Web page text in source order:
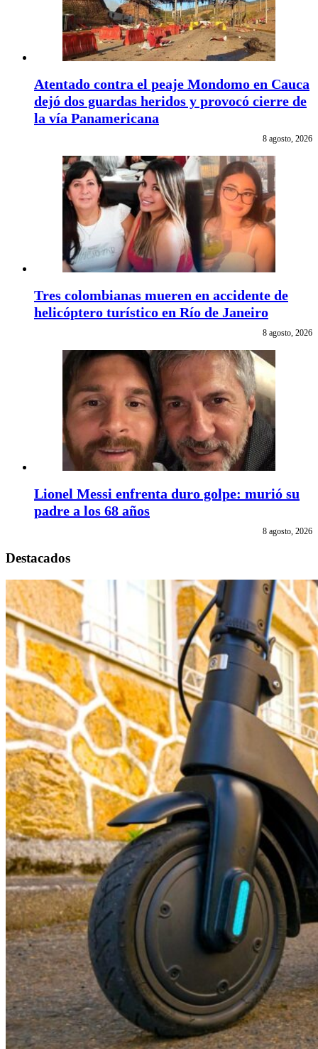
Atentado contra el peaje Mondomo en Cauca
dejó dos guardas heridos y provocó cierre de
la vía Panamericana
8 agosto, 2026
Tres colombianas mueren en accidente de
helicóptero turístico en Río de Janeiro
8 agosto, 2026
Lionel Messi enfrenta duro golpe: murió su
padre a los 68 años
8 agosto, 2026
Destacados